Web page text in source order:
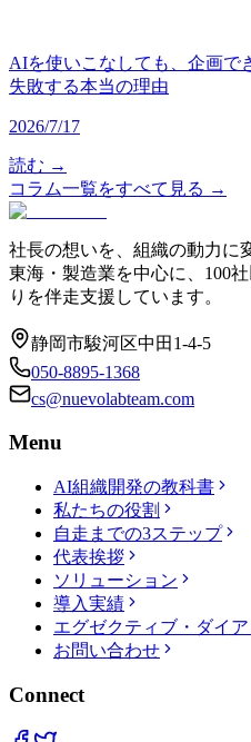
AIを使いこなしても、企画で
失敗する本当の理由
2026/7/17
読む →
コラム一覧をすべて見る →
社長の想いを、組織の動力に
東海・製造業を中心に、100
りを伴走支援しています。
静岡市駿河区中田1-4-5
050-8895-1368
cs@nuevolabteam.com
Menu
AI組織開発の教科書
私たちの役割
自走までの3ステップ
代表挨拶
ソリューション
導入実績
エグゼクティブ・ダイ
お問い合わせ
Connect